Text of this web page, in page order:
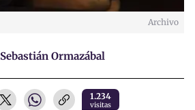
Archivo
Sebastián Ormazábal
1.234
visitas